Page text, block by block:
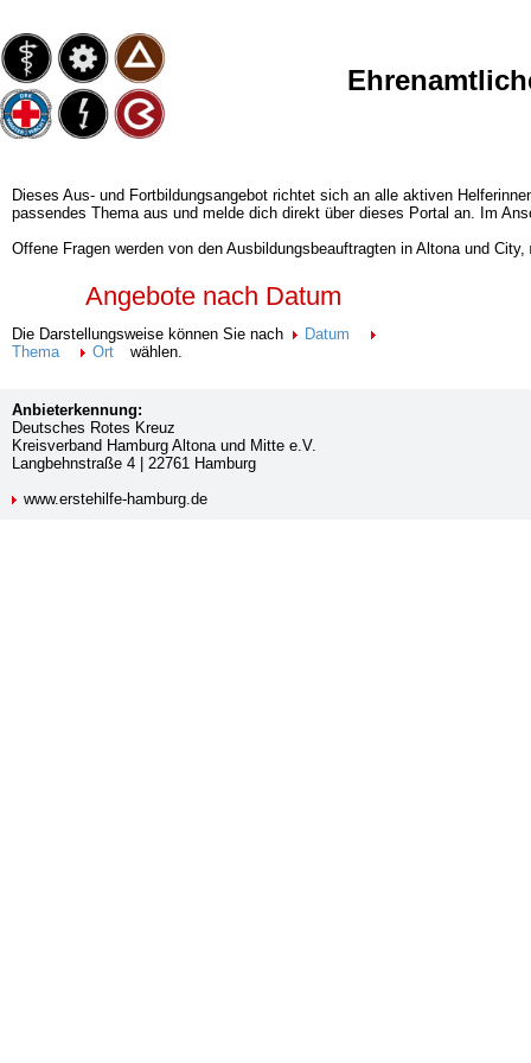
Dieses Aus- und Fortbildungsangebot richtet sich an alle aktiven
passendes Thema aus und melde dich direkt über dieses Portal an. Im
Offene Fragen werden von den Ausbildungsbeauftragten in Altona und City,
Angebote nach Datum
Die Darstellungsweise können Sie nach
Datum
Thema
Ort wählen.
Anbieterkennung:
Deutsches Rotes Kreuz
Kreisverband Hamburg Altona und Mitte e.V.
Langbehnstraße 4 | 22761 Hamburg
www.erstehilfe-hamburg.de